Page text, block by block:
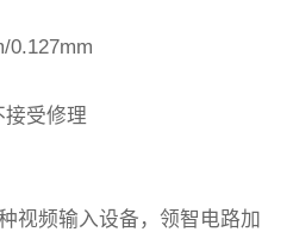
0.127mm
接受修理
视频输入设备，领智电路加